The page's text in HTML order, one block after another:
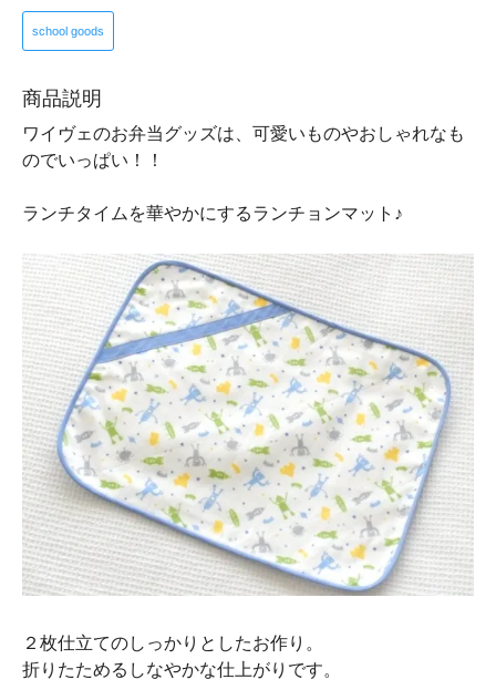
school goods
商品説明
ワイヴェのお弁当グッズは、可愛いものやおしゃれなも
のでいっぱい！！
ランチタイムを華やかにするランチョンマット♪
２枚仕立てのしっかりとしたお作り。
折りたためるしなやかな仕上がりです。